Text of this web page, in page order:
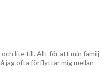
och lite till. Allt för att min familj
jag ofta förflyttar mig mellan